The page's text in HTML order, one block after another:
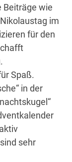
Beiträge wie
im
für den
Spaß.
in der
sehr